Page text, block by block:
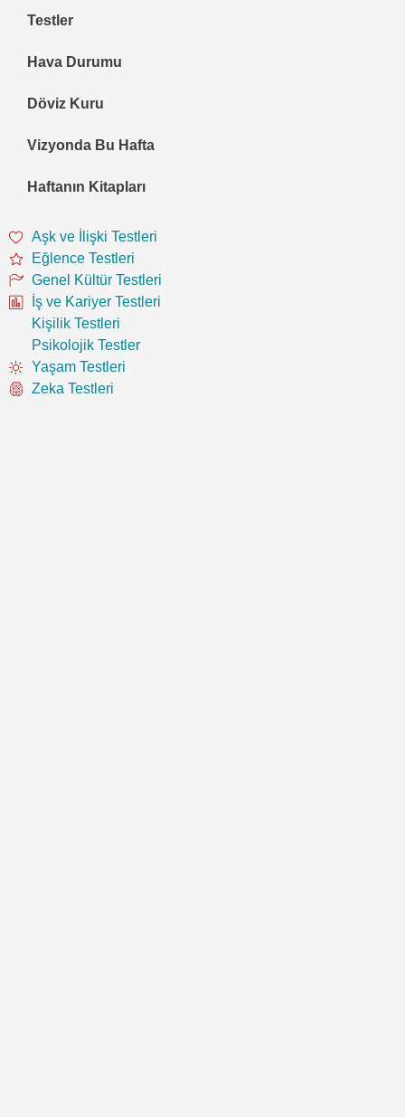
Testler
Hava Durumu
Döviz Kuru
Vizyonda Bu Hafta
Haftanın Kitapları
Aşk ve İlişki Testleri
Eğlence Testleri
Genel Kültür Testleri
İş ve Kariyer Testleri
Kişilik Testleri
Psikolojik Testler
Yaşam Testleri
Zeka Testleri